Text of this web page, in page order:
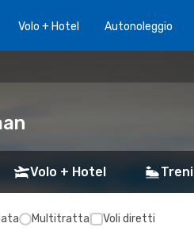
Volo + Hotel Autonoleggio
Volo + Hotel Treni
Multitratta Voli diretti